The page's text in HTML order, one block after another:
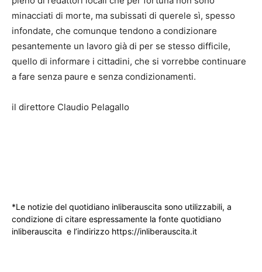
minacciati di morte, ma subissati di querele sì, spesso
infondate, che comunque tendono a condizionare
pesantemente un lavoro già di per se stesso difficile,
quello di informare i cittadini, che si vorrebbe continuare
a fare senza paure e senza condizionamenti.
il direttore Claudio Pelagallo
*Le notizie del quotidiano inliberauscita sono utilizzabili, a
condizione di citare espressamente la fonte quotidiano
inliberauscita e l’indirizzo https://inliberauscita.it